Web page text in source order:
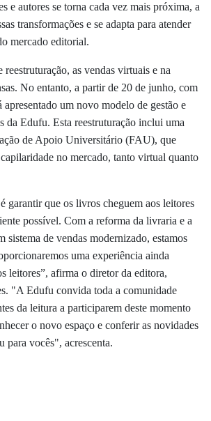
e autores se torna cada vez mais próxima, a
transformações e se adapta para atender
mercado editorial.
as vendas virtuais e na
No entanto, a partir de 20 de junho, com
apresentado um novo modelo de gestão e
da Edufu. Esta reestruturação inclui uma
de Apoio Universitário (FAU), que
no mercado, tanto virtual quanto
garantir que os livros cheguem aos leitores
possível. Com a reforma da livraria e a
sistema de vendas modernizado, estamos
uma experiência ainda
leitores”, afirma o diretor da editora,
"A Edufu convida toda a comunidade
da leitura a participarem deste momento
o novo espaço e conferir as novidades
para vocês", acrescenta.